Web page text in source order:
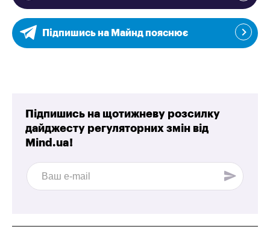
Підпишись на Майнд пояснює
Підпишись на щотижневу розсилку
дайджесту регуляторних змін від
Mind.ua!